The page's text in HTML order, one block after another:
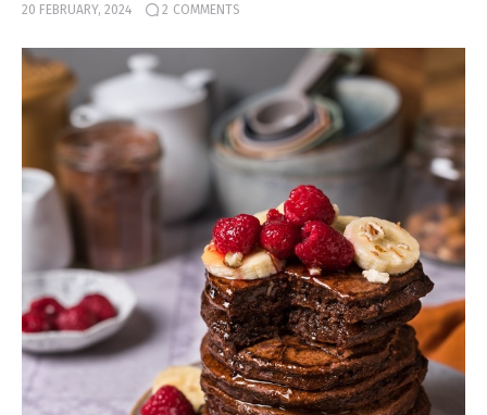
Επικοινωνία
Συνεργασίες
Moments of Mine
FAQ
20 FEBRUARY, 2024 2 COMMENTS